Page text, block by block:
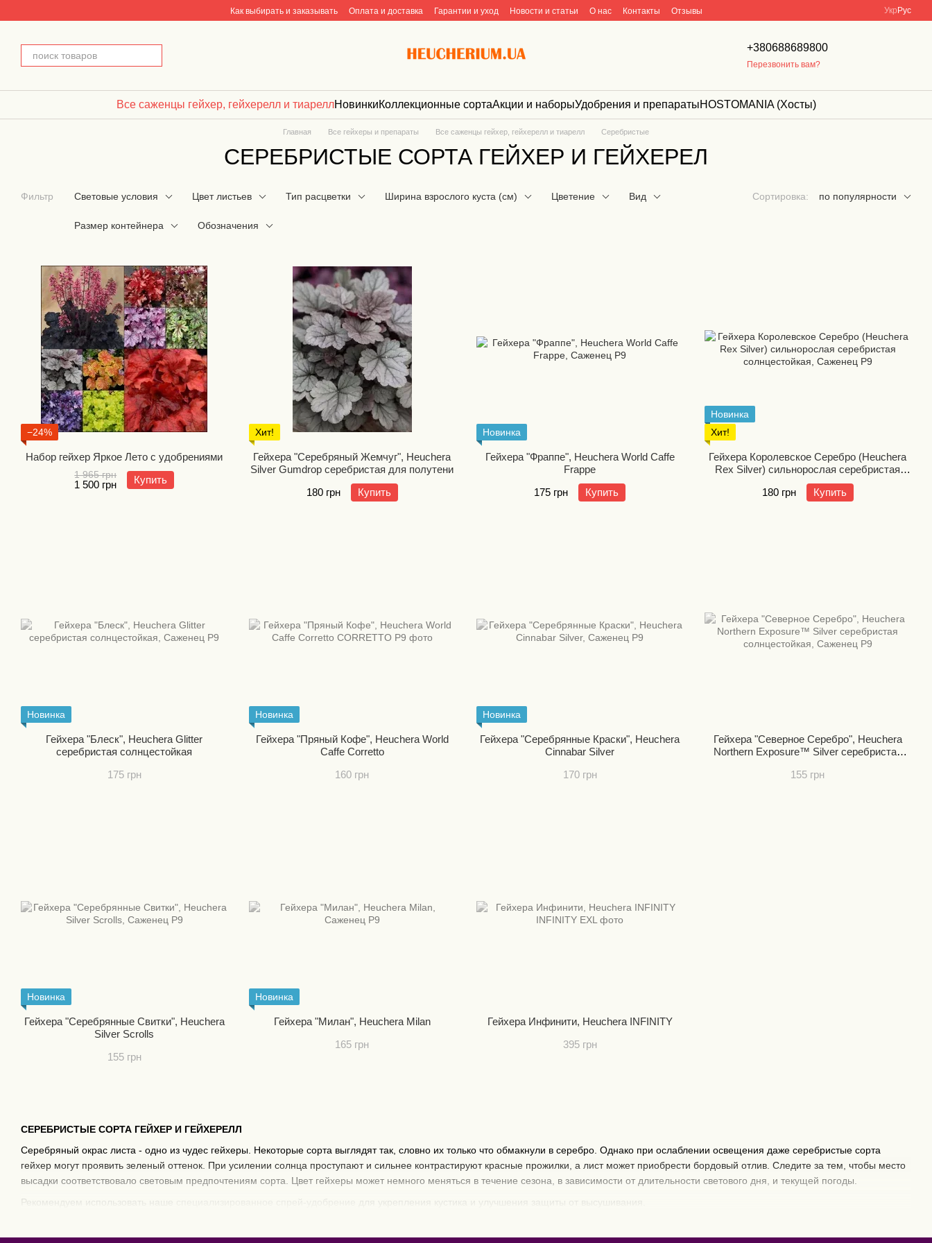
Как выбирать и заказывать Оплата и доставка Гарантии и уход Новости и статьи О нас Контакты Отзывы Укр Рус
+380688689800
Перезвонить вам?
Все саженцы гейхер, гейхерелл и тиареллНовинкиКоллекционные сортаАкции и наборыУдобрения и препаратыHOSTOMANIA (Хосты)
Главная Все гейхеры и препараты Все саженцы гейхер, гейхерелл и тиарелл Серебристые
СЕРЕБРИСТЫЕ СОРТА ГЕЙХЕР И ГЕЙХЕРЕЛ
Фильтр Световые условия Цвет листьев Тип расцветки Ширина взрослого куста (см) Цветение Вид
Размер контейнера Обозначения
Сортировка: по популярности
СЕРЕБРИСТЫЕ СОРТА ГЕЙХЕР И ГЕЙХЕРЕЛЛ
Серебряный окрас листа - одно из чудес гейхеры. Некоторые сорта выглядят так, словно их только что обмакнули в серебро. Однако при ослаблении освещения даже серебристые сорта
гейхер могут проявить зеленый оттенок. При усилении солнца проступают и сильнее контрастируют красные прожилки, а лист может приобрести бордовый отлив. Следите за тем, чтобы место
высадки соответствовало световым предпочтениям сорта. Цвет гейхеры может немного меняться в течение сезона, в зависимости от длительности светового дня, и текущей погоды.
Рекомендуем использовать наше
−24%
Набор гейхер Яркое Лето с удобрениями
1 965 грн
1 500 грн Купить
Хит!
Гейхера "Серебряный Жемчуг", Heuchera
Silver Gumdrop серебристая для полутени
180 грн
Купить
Новинка
Гейхера "Фраппе", Heuchera World Caffe
Frappe
175 грн
Купить
Новинка
Хит!
Гейхера Королевское Серебро (Heuchera
Rex Silver) сильнорослая серебристая
солнцестойкая
180 грн
Купить
Новинка
Гейхера "Блеск", Heuchera Glitter
серебристая солнцестойкая
175 грн
Новинка
Гейхера "Пряный Кофе", Heuchera World
Caffe Corretto
160 грн
Новинка
Гейхера "Серебрянные Краски", Heuchera
Cinnabar Silver
170 грн
Гейхера "Северное Серебро", Heuchera
Northern Exposure™ Silver серебристая
155 грн
Новинка
Гейхера "Серебрянные Свитки", Heuchera
Silver Scrolls
155 грн
Новинка
Гейхера "Милан", Heuchera Milan
165 грн
Гейхера Инфинити, Heuchera INFINITY
395 грн